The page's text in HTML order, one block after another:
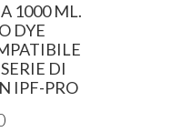
1000 ML.
DYE
DI
IPF-PRO